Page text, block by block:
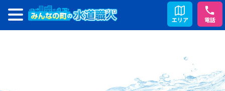
エリア 電話